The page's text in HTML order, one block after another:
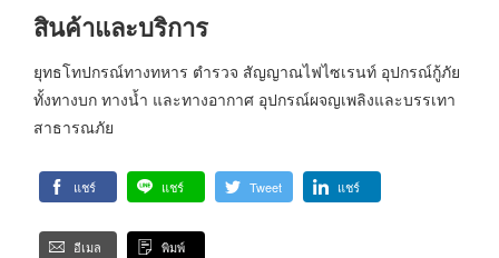
สินค้าและบริการ
ยุทธโทปกรณ์ทางทหาร ตำรวจ สัญญาณไฟไซเรนท์ อุปกรณ์กู้ภัย
ทั้งทางบก ทางน้ำ และทางอากาศ อุปกรณ์ผจญเพลิงและบรรเทา
สาธารณภัย
แชร์ แชร์ Tweet แชร์
อีเมล พิมพ์